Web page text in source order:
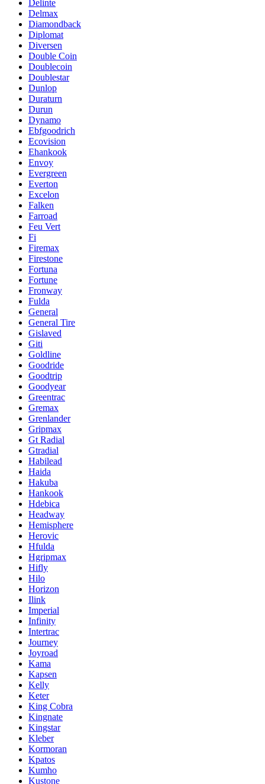
Delinte
Delmax
Diamondback
Diplomat
Diversen
Double Coin
Doublecoin
Doublestar
Dunlop
Duraturn
Durun
Dynamo
Ebfgoodrich
Ecovision
Ehankook
Envoy
Evergreen
Everton
Excelon
Falken
Farroad
Feu Vert
Fi
Firemax
Firestone
Fortuna
Fortune
Fronway
Fulda
General
General Tire
Gislaved
Giti
Goldline
Goodride
Goodtrip
Goodyear
Greentrac
Gremax
Grenlander
Gripmax
Gt Radial
Gtradial
Habilead
Haida
Hakuba
Hankook
Hdebica
Headway
Hemisphere
Herovic
Hfulda
Hgripmax
Hifly
Hilo
Horizon
Ilink
Imperial
Infinity
Intertrac
Journey
Joyroad
Kama
Kapsen
Kelly
Keter
King Cobra
Kingnate
Kingstar
Kleber
Kormoran
Kpatos
Kumho
Kustone